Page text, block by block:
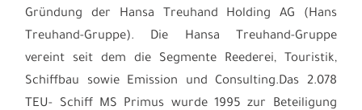
Gründung der Hansa Treuhand Holding AG (Hans
Treuhand-Gruppe). Die Hansa Treuhand-Gruppe
vereint seit dem die Segmente Reederei, Touristik,
Schiffbau sowie Emission und Consulting.Das 2.078
TEU- Schiff MS Primus wurde 1995 zur Beteiligung